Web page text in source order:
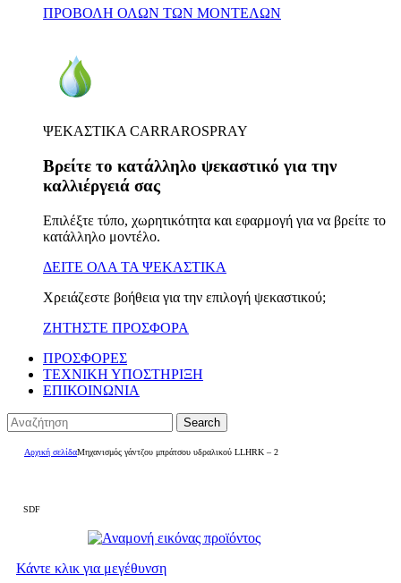
ΠΡΟΒΟΛΗ ΟΛΩΝ ΤΩΝ ΜΟΝΤΕΛΩΝ
ΨΕΚΑΣΤΙΚΑ CARRAROSPRAY
Βρείτε το κατάλληλο ψεκαστικό για την
καλλιέργειά σας
Επιλέξτε τύπο, χωρητικότητα και εφαρμογή για να βρείτε το
κατάλληλο μοντέλο.
ΔΕΙΤΕ ΟΛΑ ΤΑ ΨΕΚΑΣΤΙΚΑ
Χρειάζεστε βοήθεια για την επιλογή ψεκαστικού;
ΖΗΤΗΣΤΕ ΠΡΟΣΦΟΡΑ
ΠΡΟΣΦΟΡΕΣ
ΤΕΧΝΙΚΗ ΥΠΟΣΤΗΡΙΞΗ
ΕΠΙΚΟΙΝΩΝΙΑ
Search
Αρχική σελίδαΜηχανισμός γάντζου μπράτσου υδραλικού LLHRK – 2
SDF
Κάντε κλικ για μεγέθυνση